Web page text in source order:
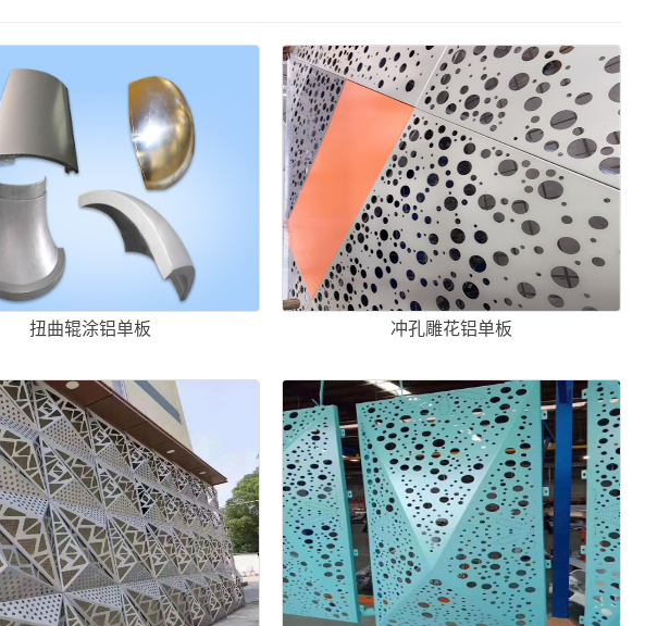
扭曲辊涂铝单板 冲孔雕花铝单板